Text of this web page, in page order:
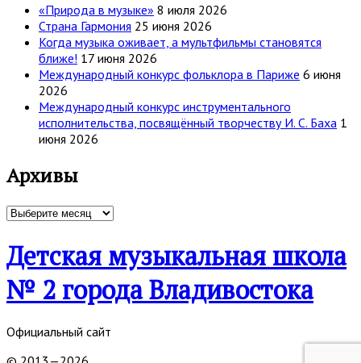
«Природа в музыке» 8 июля 2026
Страна Гармония 25 июня 2026
Когда музыка оживает, а мультфильмы становятся
ближе! 17 июня 2026
Международный конкурс фольклора в Париже 6 июня
2026
Международный конкурс инструментального
исполнительства, посвящённый творчеству И. С. Баха 1
июня 2026
Архивы
Архивы
Детская музыкальная школа
№ 2 города Владивостока
Официальный сайт